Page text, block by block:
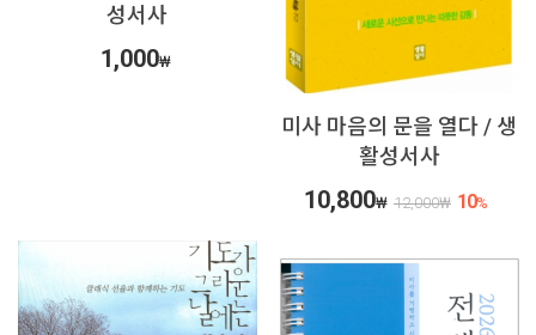
성서사
1,000₩
미사 마음의 문을 열다 / 생
활성서사
10,800₩ 12,000₩ 10%